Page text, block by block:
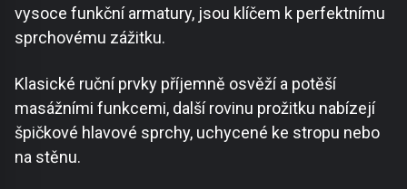
vysoce funkční armatury, jsou klíčem k perfektnímu
sprchovému zážitku.
Klasické ruční prvky příjemně osvěží a potěší
masážními funkcemi, další rovinu prožitku nabízejí
špičkové hlavové sprchy, uchycené ke stropu nebo
na stěnu.